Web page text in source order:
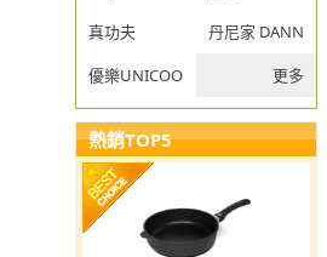
真功夫
丹尼家 DANNY JIA
優樂UNICOOK
更多
熱銷TOP5